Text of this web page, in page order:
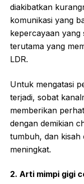
diakibatkan
komunikasi yang
kepercayaan yang
terutama yang
LDR.
Untuk mengatasi
terjadi, sobat
memberikan
dengan demikian
tumbuh, dan kisah
meningkat.
2. Arti mimpi gigi